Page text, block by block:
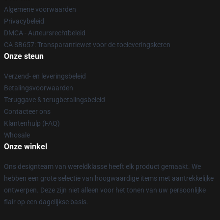
Algemene voorwaarden
Privacybeleid
DMCA - Auteursrechtbeleid
CA SB657: Transparantiewet voor de toeleveringsketen
Onze steun
Verzend- en leveringsbeleid
Betalingsvoorwaarden
Teruggave & terugbetalingsbeleid
Contacteer ons
Klantenhulp (FAQ)
Whosale
Onze winkel
Ons designteam van wereldklasse heeft elk product gemaakt. We
hebben een grote selectie van hoogwaardige items met aantrekkelijke
ontwerpen. Deze zijn niet alleen voor het tonen van uw persoonlijke
flair op een dagelijkse basis.